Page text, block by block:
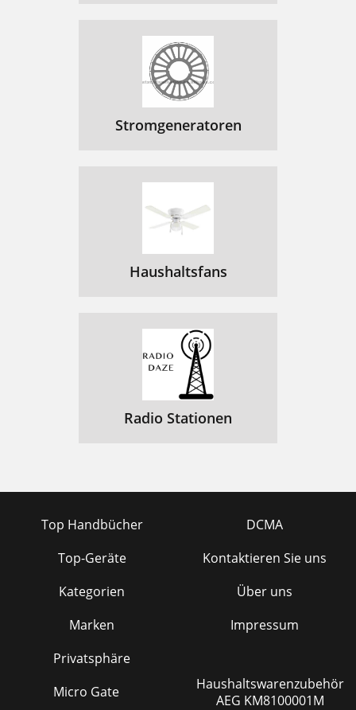
Stromgeneratoren
Haushaltsfans
Radio Stationen
Top Handbücher
Top-Geräte
Kategorien
Marken
Privatsphäre
DCMA
Kontaktieren Sie uns
Über uns
Impressum
Micro Gate
Haushaltswarenzubehör
AEG KM8100001M